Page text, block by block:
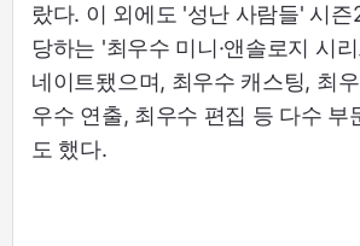
랐다. 이 외에도 '성난 사람들' 시즌
당하는 '최우수 미니·앤솔로지 시
네이트됐으며, 최우수 캐스팅, 최
우수 연출, 최우수 편집 등 다수 부
도 했다.